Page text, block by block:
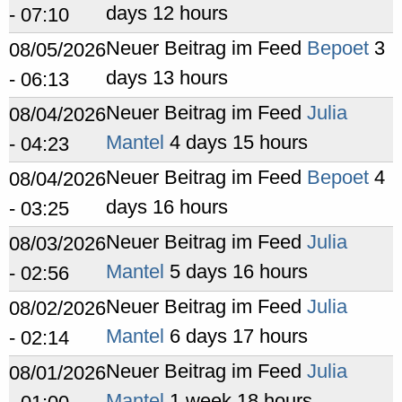
- 07:10
days 12 hours
08/05/2026
- 06:13
Neuer Beitrag im Feed Bepoet 3
days 13 hours
08/04/2026
- 04:23
Neuer Beitrag im Feed Julia
Mantel 4 days 15 hours
08/04/2026
- 03:25
Neuer Beitrag im Feed Bepoet 4
days 16 hours
08/03/2026
- 02:56
Neuer Beitrag im Feed Julia
Mantel 5 days 16 hours
08/02/2026
- 02:14
Neuer Beitrag im Feed Julia
Mantel 6 days 17 hours
08/01/2026Neuer Beitrag im Feed Julia